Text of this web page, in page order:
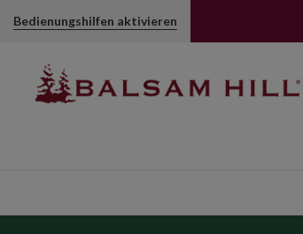
Bedienungshilfen aktivieren